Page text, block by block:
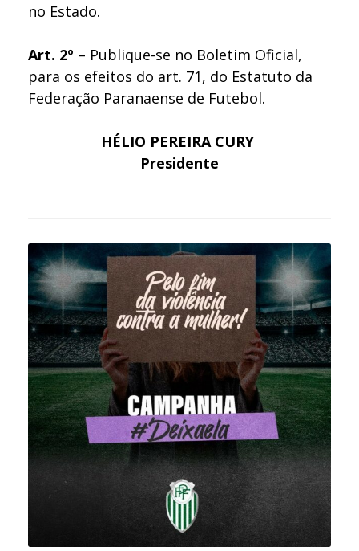
no Estado.
Art. 2º – Publique-se no Boletim Oficial,
para os efeitos do art. 71, do Estatuto da
Federação Paranaense de Futebol.
HÉLIO PEREIRA CURY
Presidente